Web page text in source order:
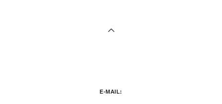
E-MAIL: